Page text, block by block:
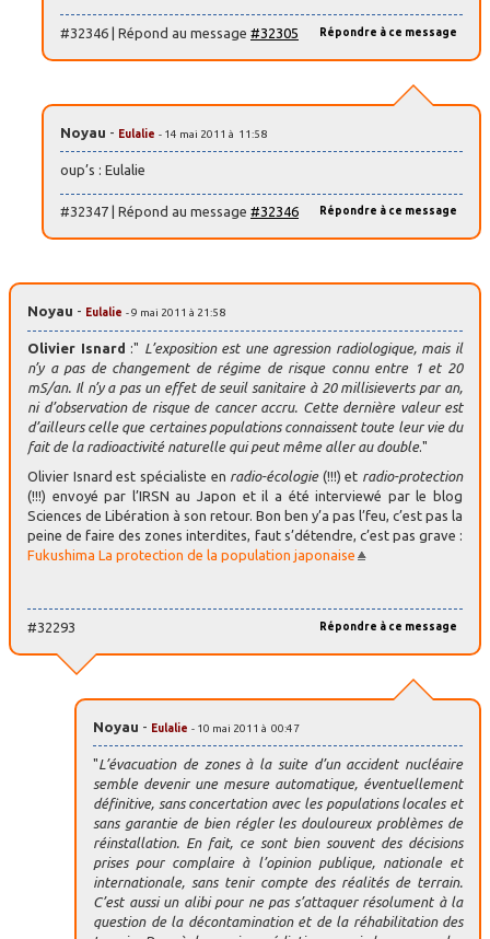
Répondre à ce message
#32346 | Répond au message #32305
Noyau - Eulalie - 14 mai 2011 à 11:58
oup’s : Eulalie
Répondre à ce message
#32347 | Répond au message #32346
Noyau - Eulalie - 9 mai 2011 à 21:58
Olivier Isnard :" L’exposition est une agression radiologique, mais il
n’y a pas de changement de régime de risque connu entre 1 et 20
mS/an. Il n’y a pas un effet de seuil sanitaire à 20 millisieverts par an,
ni d’observation de risque de cancer accru. Cette dernière valeur est
d’ailleurs celle que certaines populations connaissent toute leur vie du
fait de la radioactivité naturelle qui peut même aller au double."
Olivier Isnard est spécialiste en radio-écologie(!!!) et radio-protection
(!!!) envoyé par l’IRSN au Japon et il a été interviewé par le blog
Sciences de Libération à son retour. Bon ben y’a pas l’feu, c’est pas la
peine de faire des zones interdites, faut s’détendre, c’est pas grave :
Fukushima La protection de la population japonaise
Répondre à ce message
#32293
Noyau - Eulalie - 10 mai 2011 à 00:47
"L’évacuation de zones à la suite d’un accident nucléaire
semble devenir une mesure automatique, éventuellement
définitive, sans concertation avec les populations locales et
sans garantie de bien régler les douloureux problèmes de
réinstallation. En fait, ce sont bien souvent des décisions
prises pour complaire à l’opinion publique, nationale et
internationale, sans tenir compte des réalités de terrain.
C’est aussi un alibi pour ne pas s’attaquer résolument à la
question de la décontamination et de la réhabilitation des